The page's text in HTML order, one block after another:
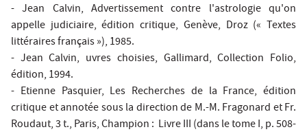
- Jean Calvin, Advertissement contre l'astrologie qu'on
appelle judiciaire, édition critique, Genève, Droz (« Textes
littéraires français »), 1985.
- Jean Calvin, uvres choisies, Gallimard, Collection Folio,
édition, 1994.
- Etienne Pasquier, Les Recherches de la France, édition
critique et annotée sous la direction de M.-M. Fragonard et Fr.
Roudaut, 3 t., Paris, Champion : Livre III (dans le tome I, p. 508-